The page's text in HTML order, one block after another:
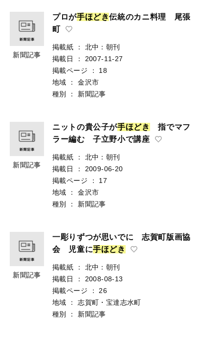
新聞記事
プロが手ほどき伝統のカニ料理 尾張
町
掲載紙 ：
北中：朝刊
掲載日
：
2007-11-27
掲載ページ
：
18
地域
：
金沢市
種別
： 新聞記事
新聞記事
ニットの貴公子が手ほどき
指でマフ
ラー編む 子立野小で講座
掲載紙 ：
北中：朝刊
掲載日
：
2009-06-20
掲載ページ
：
17
地域
：
金沢市
種別
： 新聞記事
新聞記事
一彫りずつが思いでに 志賀町版画協
会 児童に手ほどき
掲載紙 ：
北中：朝刊
掲載日
：
2008-08-13
掲載ページ
：
26
地域
：
志賀町・宝達志水町
種別
： 新聞記事